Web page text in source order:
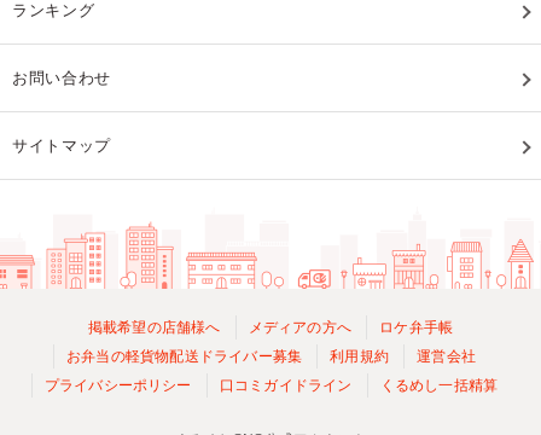
ランキング
お問い合わせ
サイトマップ
掲載希望の店舗様へ メディアの方へ
ロケ弁手帳
お弁当の軽貨物配送ドライバー募集
利用規約
運営会社
プライバシーポリシー
口コミガイドライン くるめし一括精算